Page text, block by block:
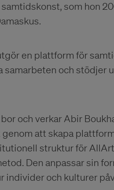
som hon
en plattform för
samarbeten och stödjer
bor och verkar Abir
att skapa
struktur för
Den anpassar sin
individer och kulturer